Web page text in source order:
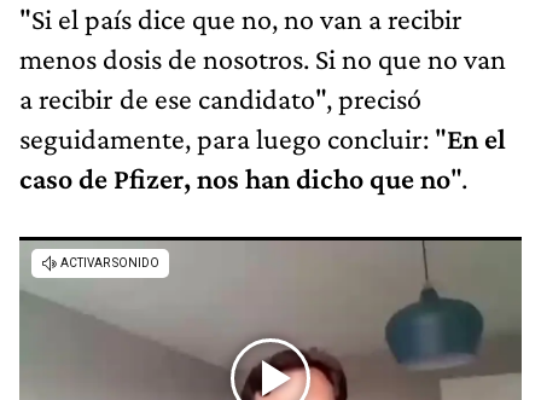
"Si el país dice que no, no van a recibir
menos dosis de nosotros. Si no que no van
a recibir de ese candidato", precisó
seguidamente, para luego concluir: "En el
caso de Pfizer, nos han dicho que no".